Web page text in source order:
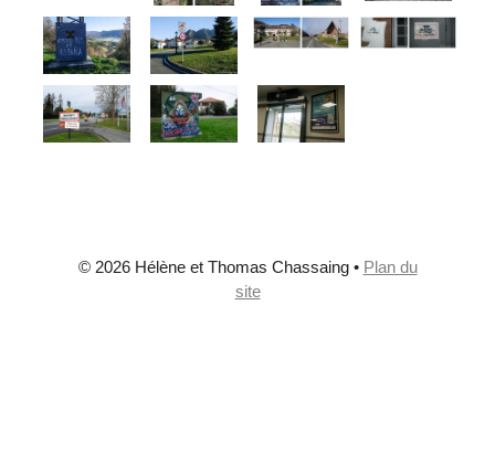
© 2026 Hélène et Thomas Chassaing• Plan du
site